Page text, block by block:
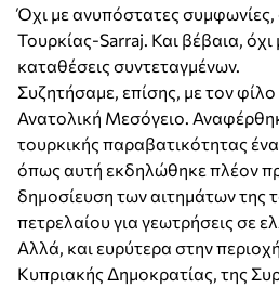
Όχι με ανυπόστατες
Τουρκίας-Sarraj. Και βέβαια, όχι
καταθέσεις συντεταγμένων.
Συζητήσαμε, επίσης, με τον
Ανατολική Μεσόγειο.
τουρκικής παραβατικότητας
όπως αυτή εκδηλώθηκε πλέον
δημοσίευση των αιτημάτων της
πετρελαίου για γεωτρήσεις σε
Αλλά, και ευρύτερα στην
Κυπριακής Δημοκρατίας, της